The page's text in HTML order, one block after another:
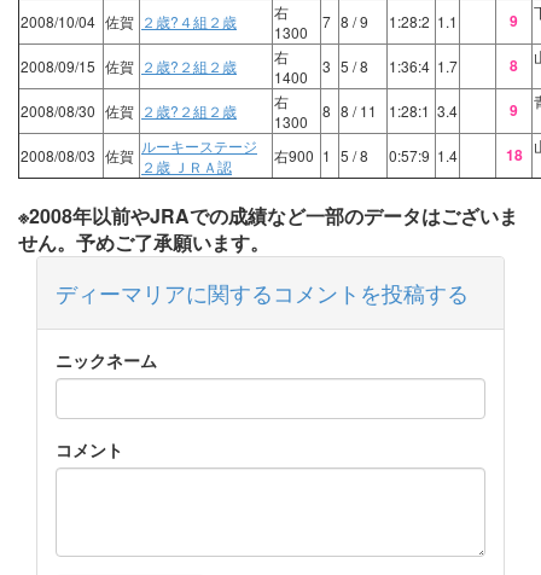
2008/10/04 佐賀 ２歳?４組２歳
右
1300
7 8 / 9 1:28:2 1.1 9
2008/09/15 佐賀 ２歳?２組２歳
右
1400
3 5 / 8 1:36:4 1.7 8
2008/08/30 佐賀 ２歳?２組２歳
右
1300
8 8 / 11 1:28:1 3.4 9
2008/08/03 佐賀 ルーキーステージ
２歳 ＪＲＡ認
右900 1 5 / 8 0:57:9 1.4 18
※2008年以前やJRAでの成績など一部のデータはございま
せん。予めご了承願います。
ディーマリアに関するコメントを投稿する
ニックネーム
コメント